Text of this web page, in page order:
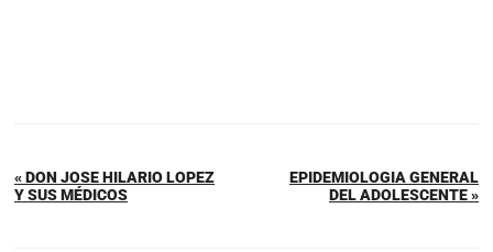
« DON JOSE HILARIO LOPEZ
Y SUS MÉDICOS
EPIDEMIOLOGIA GENERAL
DEL ADOLESCENTE »